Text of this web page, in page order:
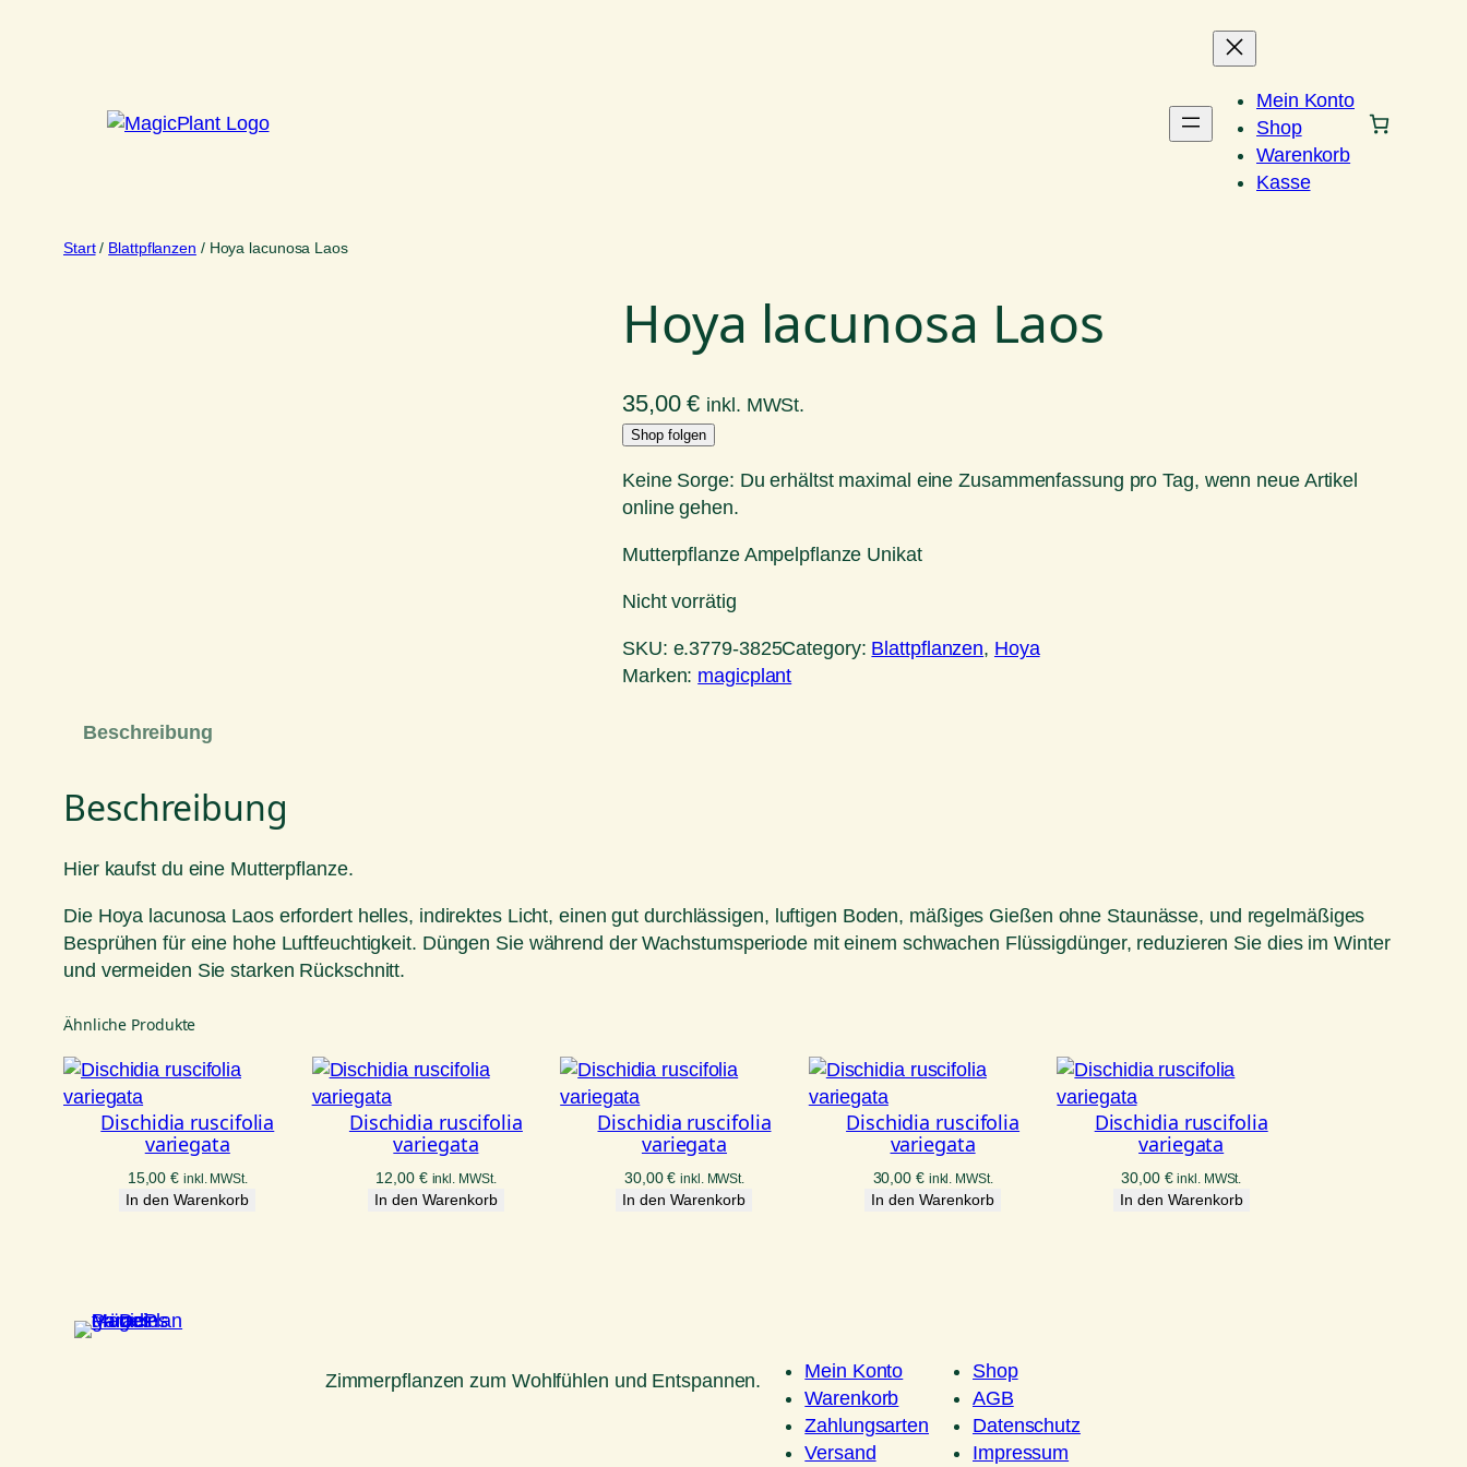
Mein Konto
Shop
Warenkorb
Kasse
Start/ Blattpflanzen / Hoya lacunosa Laos
Hoya lacunosa Laos
35,00€ inkl. MWSt.
Shop folgen
Keine Sorge: Du erhältst maximal eine Zusammenfassung pro Tag, wenn neue Artikel
online gehen.
Mutterpflanze Ampelpflanze Unikat
Nicht vorrätig
SKU: e.3779-3825Category: Blattpflanzen, Hoya
Marken: magicplant
Beschreibung
Beschreibung
Hier kaufst du eine Mutterpflanze.
Die Hoya lacunosa Laos erfordert helles, indirektes Licht, einen gut durchlässigen, luftigen Boden, mäßiges Gießen ohne Staunässe, und regelmäßiges
Besprühen für eine hohe Luftfeuchtigkeit. Düngen Sie während der Wachstumsperiode mit einem schwachen Flüssigdünger, reduzieren Sie dies im Winter
und vermeiden Sie starken Rückschnitt.
Ähnliche Produkte
Dischidia ruscifolia
variegata
15,00€ inkl. MWSt.
In den Warenkorb
Dischidia ruscifolia
variegata
12,00 € inkl. MWSt.
In den Warenkorb
Dischidia ruscifolia
variegata
30,00€ inkl. MWSt.
In den Warenkorb
Dischidia ruscifolia
variegata
30,00 € inkl. MWSt.
In den Warenkorb
Dischidia ruscifolia
variegata
30,00 € inkl. MWSt.
In den Warenkorb
Zimmerpflanzen zum Wohlfühlen und Entspannen.
Mein Konto
Warenkorb
Zahlungsarten
Versand
Shop
AGB
Datenschutz
Impressum